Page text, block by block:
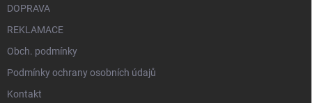
DOPRAVA
REKLAMACE
Obch. podmínky
Podmínky ochrany osobních údajů
Kontakt